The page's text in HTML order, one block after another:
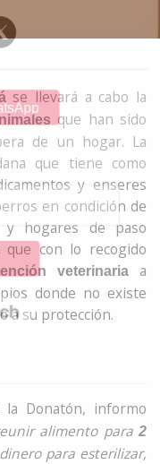
se llevará a cabo la
que han sido
de un hogar. La
que tiene como
y enseres
en condición de
hogares de paso
que con lo recogido
veterinariaa
donde no existe
a su protección.
la Donatón, informo
alimento para2
dinero para esterilizar,